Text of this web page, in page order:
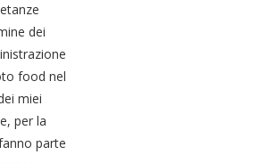
dei
food nel
miei
per la
parte